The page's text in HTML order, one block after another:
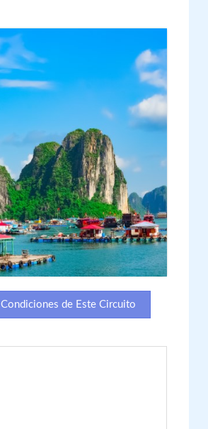
Condiciones de Este Circuito